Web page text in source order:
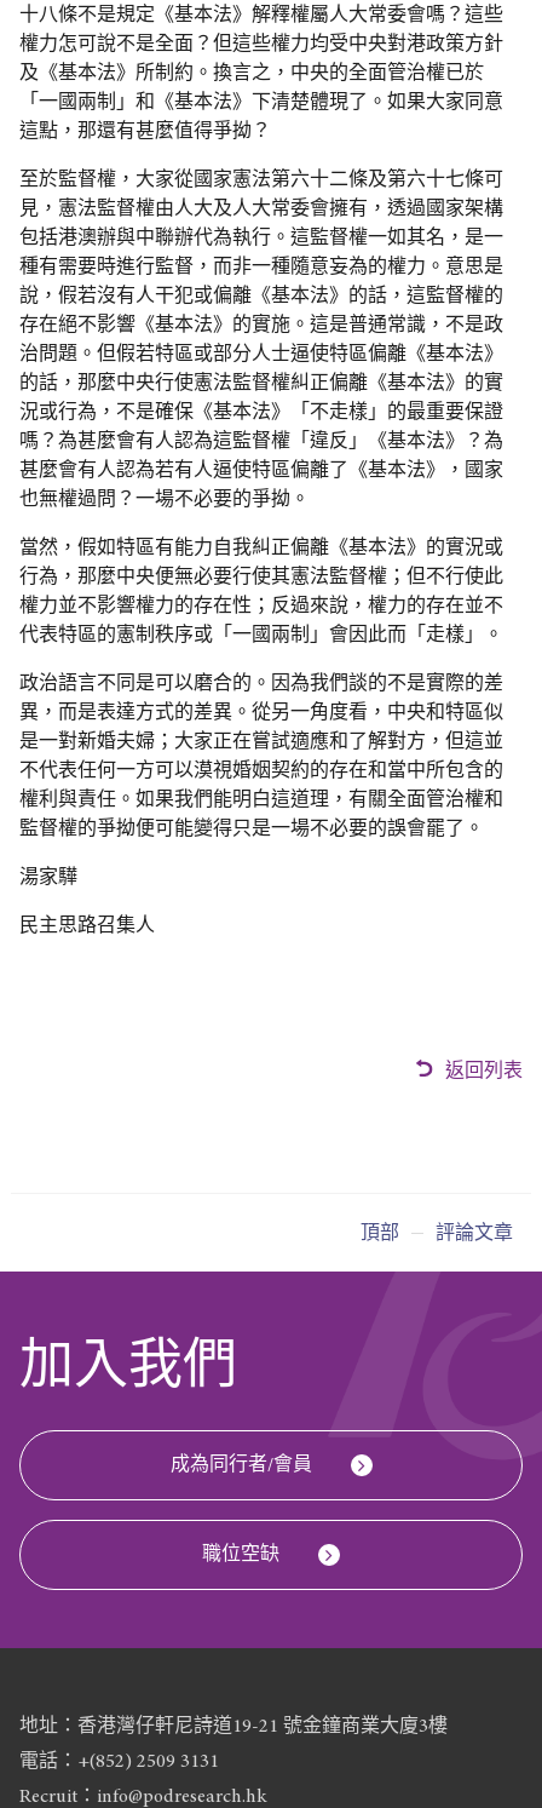
十八條不是規定《基本法》解釋權屬人大常委會嗎？這些
權力怎可說不是全面？但這些權力均受中央對港政策方針
及《基本法》所制約。換言之，中央的全面管治權已於
「一國兩制」和《基本法》下清楚體現了。如果大家同意
這點，那還有甚麼值得爭拗？
至於監督權，大家從國家憲法第六十二條及第六十七條可
見，憲法監督權由人大及人大常委會擁有，透過國家架構
包括港澳辦與中聯辦代為執行。這監督權一如其名，是一
種有需要時進行監督，而非一種隨意妄為的權力。意思是
說，假若沒有人干犯或偏離《基本法》的話，這監督權的
存在絕不影響《基本法》的實施。這是普通常識，不是政
治問題。但假若特區或部分人士逼使特區偏離《基本法》
的話，那麼中央行使憲法監督權糾正偏離《基本法》的實
況或行為，不是確保《基本法》「不走樣」的最重要保證
嗎？為甚麼會有人認為這監督權「違反」《基本法》？為
甚麼會有人認為若有人逼使特區偏離了《基本法》，國家
也無權過問？一場不必要的爭拗。
當然，假如特區有能力自我糾正偏離《基本法》的實況或
行為，那麼中央便無必要行使其憲法監督權；但不行使此
權力並不影響權力的存在性；反過來說，權力的存在並不
代表特區的憲制秩序或「一國兩制」會因此而「走樣」。
政治語言不同是可以磨合的。因為我們談的不是實際的差
異，而是表達方式的差異。從另一角度看，中央和特區似
是一對新婚夫婦；大家正在嘗試適應和了解對方，但這並
不代表任何一方可以漠視婚姻契約的存在和當中所包含的
權利與責任。如果我們能明白這道理，有關全面管治權和
監督權的爭拗便可能變得只是一場不必要的誤會罷了。
湯家驊
民主思路召集人
返回列表
頂部 評論文章
加入我們
成為同行者/會員
職位空缺
地址：香港灣仔軒尼詩道19-21 號金鐘商業大廈3樓
電話：+(852) 2509 3131
Recruit：info@podresearch.hk